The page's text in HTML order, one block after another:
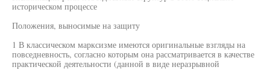
историческом процессе
Положения, выносимые на защиту
1 В классическом марксизме имеются оригинальные взгляды на
повседневность, согласно которым она рассматривается в качестве
практической деятельности (данной в виде неразрывной